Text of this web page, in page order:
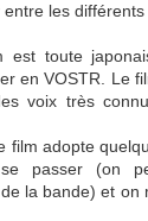
les différents
est toute
en VOSTR. Le
voix très
film adopte
passer (on
la bande) et on